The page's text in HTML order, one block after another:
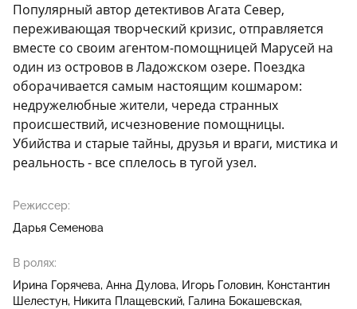
Популярный автор детективов Агата Север,
переживающая творческий кризис, отправляется
вместе со своим агентом-помощницей Марусей на
один из островов в Ладожском озере. Поездка
оборачивается самым настоящим кошмаром:
недружелюбные жители, череда странных
происшествий, исчезновение помощницы.
Убийства и старые тайны, друзья и враги, мистика и
реальность - все сплелось в тугой узел.
Режиссер:
Дарья Семенова
В ролях:
Ирина Горячева Анна Дулова Игорь Головин Константин
Шелестун Никита Плащевский Галина Бокашевская